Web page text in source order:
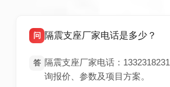
问 隔震支座厂家电话是多少？
答 隔震支座厂家电话：
询报价、参数及项目方案。